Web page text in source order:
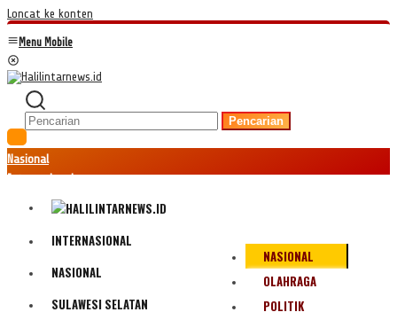
Loncat ke konten
Menu Mobile
Pencarian
Nasional
Internasional
Politik
INTERNASIONAL
NASIONAL
SULAWESI SELATAN
NASIONAL
OLAHRAGA
POLITIK